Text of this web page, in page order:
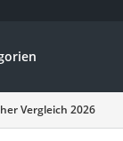
Vergleiche
Vergleich 2026